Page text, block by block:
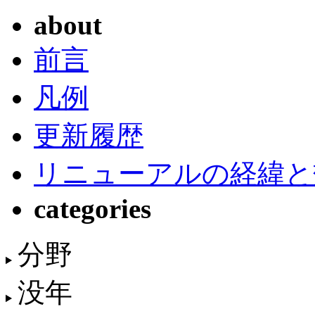
about
前言
凡例
更新履歴
リニューアルの経緯
categories
分野
没年